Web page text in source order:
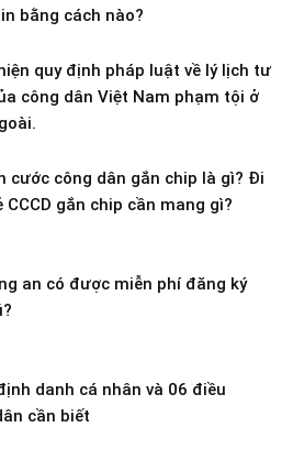
bằng cách nào?
quy định pháp luật về lý lịch tư
công dân Việt Nam phạm tội ở
cước công dân gắn chip là gì? Đi
CCCD gắn chip cần mang gì?
an có được miễn phí đăng ký
danh cá nhân và 06 điều
cần biết